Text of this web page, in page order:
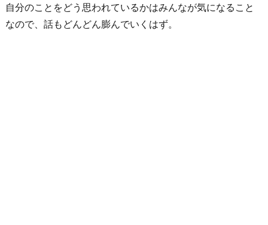
自分のことをどう思われているかはみんなが気になること
なので、話もどんどん膨んでいくはず。